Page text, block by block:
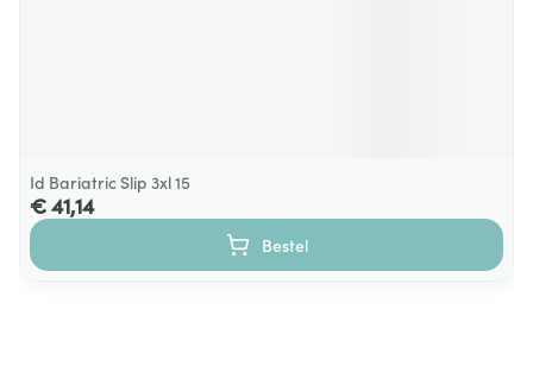
Id Bariatric Slip 3xl 15
€ 41,14
Bestel